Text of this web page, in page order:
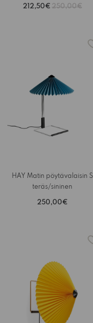
212,50€ 250,00€
HAY Matin pöytävalaisin S
teräs/sininen
250,00€